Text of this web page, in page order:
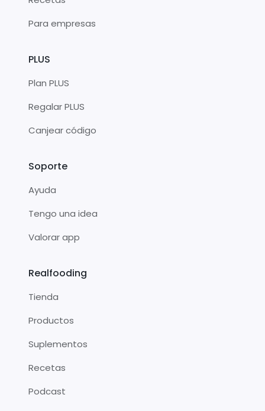
Para empresas
PLUS
Plan PLUS
Regalar PLUS
Canjear código
Soporte
Ayuda
Tengo una idea
Valorar app
Realfooding
Tienda
Productos
Suplementos
Recetas
Podcast